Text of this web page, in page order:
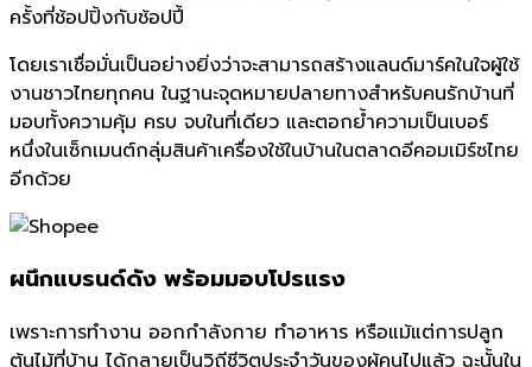
ครั้งที่ช้อปปิ้งกับช้อปปี้
โดยเราเชื่อมั่นเป็นอย่างยิ่งว่าจะสามารถสร้างแลนด์มาร์คในใจผู้ใช้
งานชาวไทยทุกคน ในฐานะจุดหมายปลายทางสำหรับคนรักบ้านที่
มอบทั้งความคุ้ม ครบ จบในที่เดียว และตอกย้ำความเป็นเบอร์
หนึ่งในเซ็กเมนต์กลุ่มสินค้าเครื่องใช้ในบ้านในตลาดอีคอมเมิร์ซไทย
อีกด้วย
ผนึกแบรนด์ดัง พร้อมมอบโปรแรง
เพราะการทำงาน ออกกำลังกาย ทำอาหาร หรือแม้แต่การปลูก
ต้นไม้ที่บ้าน ได้กลายเป็นวิถีชีวิตประจำวันของผู้คนไปแล้ว ฉะนั้นใน